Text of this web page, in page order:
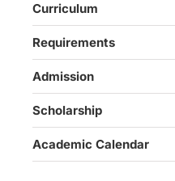
Curriculum
Requirements
Admission
Scholarship
Academic Calendar